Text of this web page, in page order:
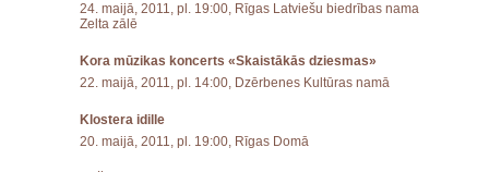
24. maijā, 2011, pl. 19:00, Rīgas Latviešu biedrības nama
Zelta zālē
Kora mūzikas koncerts «Skaistākās dziesmas»
22. maijā, 2011, pl. 14:00, Dzērbenes Kultūras namā
Klostera idille
20. maijā, 2011, pl. 19:00, Rīgas Domā